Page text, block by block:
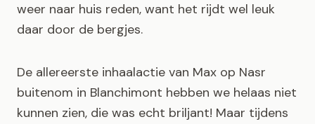
weer naar huis reden, want het rijdt wel leuk
daar door de bergjes.
De allereerste inhaalactie van Max op Nasr
buitenom in Blanchimont hebben we helaas niet
kunnen zien, die was echt briljant! Maar tijdens